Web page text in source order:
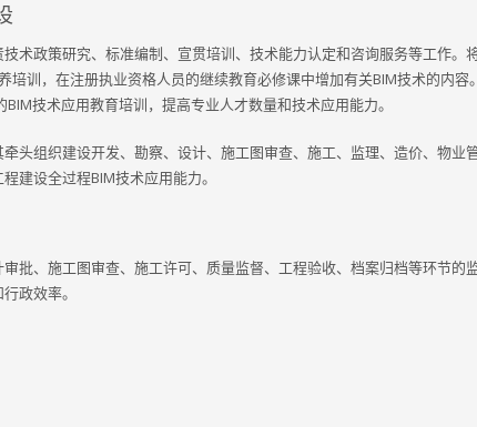
术政策研究、标准编制、宣贯培训、技术能力认定和咨询服务等工作。
培训，在注册执业资格人员的继续教育必修课中增加有关BIM技术的内容
技术应用教育培训，提高专业人才数量和技术应用能力。
头组织建设开发、勘察、设计、施工图审查、施工、监理、造价、物业
建设全过程BIM技术应用能力。
批、施工图审查、施工许可、质量监督、工程验收、档案归档等环节的
政效率。